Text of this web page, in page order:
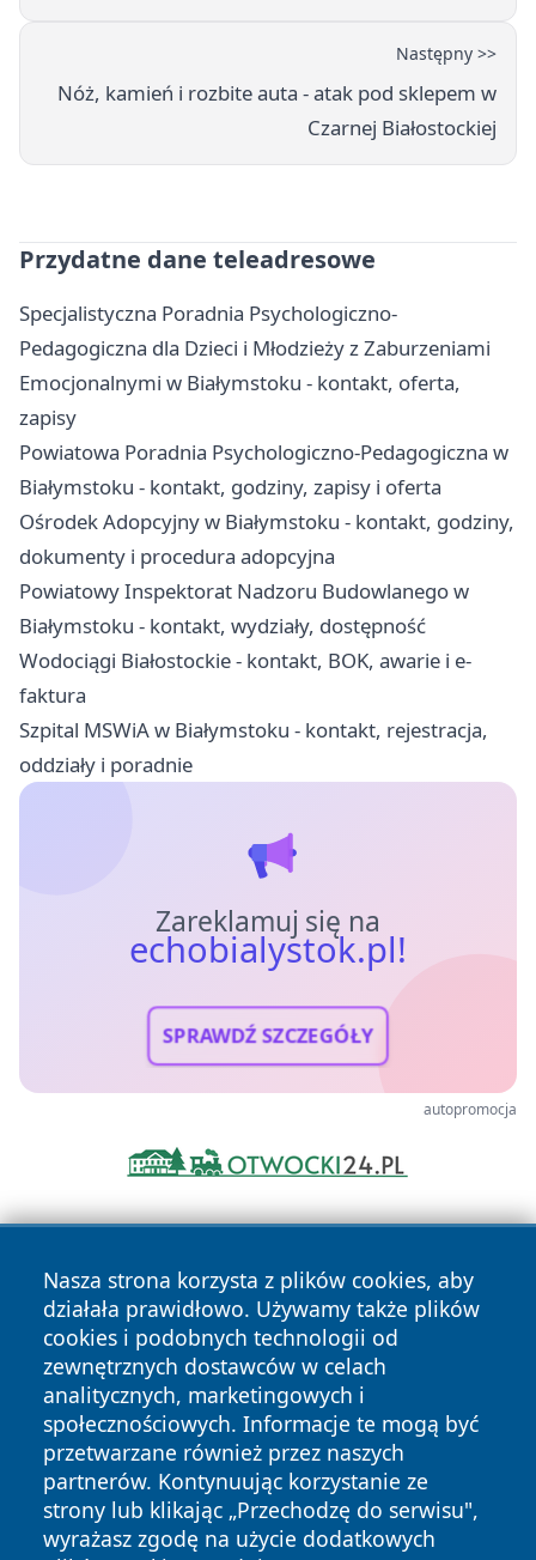
Następny >>
Nóż, kamień i rozbite auta - atak pod sklepem w
Czarnej Białostockiej
Przydatne dane teleadresowe
Specjalistyczna Poradnia Psychologiczno-
Pedagogiczna dla Dzieci i Młodzieży z Zaburzeniami
Emocjonalnymi w Białymstoku - kontakt, oferta,
zapisy
Powiatowa Poradnia Psychologiczno-Pedagogiczna w
Białymstoku - kontakt, godziny, zapisy i oferta
Ośrodek Adopcyjny w Białymstoku - kontakt, godziny,
dokumenty i procedura adopcyjna
Powiatowy Inspektorat Nadzoru Budowlanego w
Białymstoku - kontakt, wydziały, dostępność
Wodociągi Białostockie - kontakt, BOK, awarie i e-
faktura
Szpital MSWiA w Białymstoku - kontakt, rejestracja,
oddziały i poradnie
Zareklamuj się na
echobialystok.pl!
SPRAWDŹ SZCZEGÓŁY
autopromocja
Nasza strona korzysta z plików cookies, aby
działała prawidłowo. Używamy także plików
cookies i podobnych technologii od
zewnętrznych dostawców w celach
analitycznych, marketingowych i
społecznościowych. Informacje te mogą być
przetwarzane również przez naszych
partnerów. Kontynuując korzystanie ze
strony lub klikając „Przechodzę do serwisu",
wyrażasz zgodę na użycie dodatkowych
Copyright © 2026 echobialystok.pl Wszystkie prawa
zastrzeżone.
News Autorzy
Polityka
Prywatności
Polityka
Cookies